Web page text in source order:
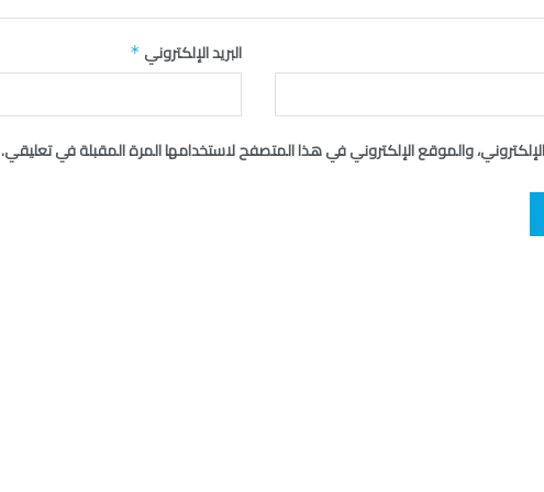
البريد الإلكتروني *
والموقع الإلكتروني في هذا المتصفح لاستخدامها المرة المقبلة في تعليقي.